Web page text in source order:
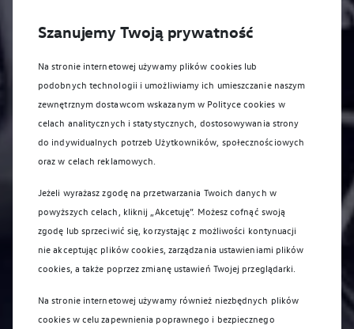
Szanujemy Twoją prywatność
Na stronie internetowej używamy plików cookies lub
podobnych technologii i umożliwiamy ich umieszczanie naszym
zewnętrznym dostawcom wskazanym w Polityce cookies w
celach analitycznych i statystycznych, dostosowywania strony
do indywidualnych potrzeb Użytkowników, społecznościowych
oraz w celach reklamowych.
Jeżeli wyrażasz zgodę na przetwarzania Twoich danych w
powyższych celach, kliknij „Akcetuję”. Możesz cofnąć swoją
zgodę lub sprzeciwić się, korzystając z możliwości kontynuacji
nie akceptując plików cookies, zarządzania ustawieniami plików
cookies, a także poprzez zmianę ustawień Twojej przeglądarki.
Na stronie internetowej używamy również niezbędnych plików
cookies w celu zapewnienia poprawnego i bezpiecznego